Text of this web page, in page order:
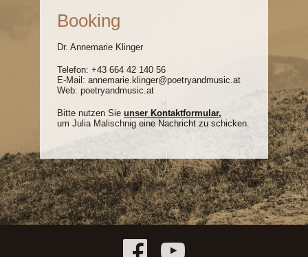
Booking
Dr. Annemarie Klinger
Telefon:+43 664 42 140 56
E-Mail:annemarie.klinger@poetryandmusic.at
Web:poetryandmusic.at
Bitte nutzen Sieunser Kontaktformular,
um Julia Malischnig eine Nachricht zu schicken.